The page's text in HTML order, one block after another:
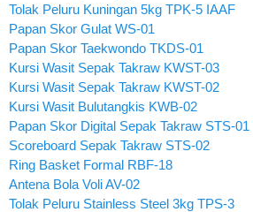
Tolak Peluru Kuningan 5kg TPK-5 IAAF
Papan Skor Gulat WS-01
Papan Skor Taekwondo TKDS-01
Kursi Wasit Sepak Takraw KWST-03
Kursi Wasit Sepak Takraw KWST-02
Kursi Wasit Bulutangkis KWB-02
Papan Skor Digital Sepak Takraw STS-01
Scoreboard Sepak Takraw STS-02
Ring Basket Formal RBF-18
Antena Bola Voli AV-02
Tolak Peluru Stainless Steel 3kg TPS-3